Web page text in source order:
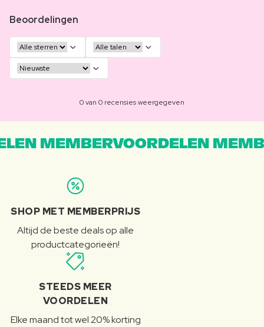
Beoordelingen
0 van 0 recensies weergegeven
MEMBERVOORDELEN
SHOP MET MEMBERPRIJS
Altijd de beste deals op alle
productcategorieën!
STEEDS MEER
VOORDELEN
Elke maand tot wel 20% korting